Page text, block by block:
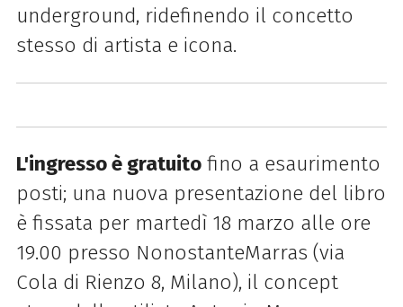
underground, ridefinendo il concetto
stesso di artista e icona.
L'ingresso è gratuitofino a esaurimento
posti; una nuova presentazione del libro
è fissata per martedì 18 marzo alle ore
19.00 presso NonostanteMarras (via
Cola di Rienzo 8, Milano), il concept